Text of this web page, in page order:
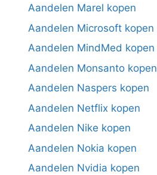
Aandelen Marel kopen
Aandelen Microsoft kopen
Aandelen MindMed kopen
Aandelen Monsanto kopen
Aandelen Naspers kopen
Aandelen Netflix kopen
Aandelen Nike kopen
Aandelen Nokia kopen
Aandelen Nvidia kopen